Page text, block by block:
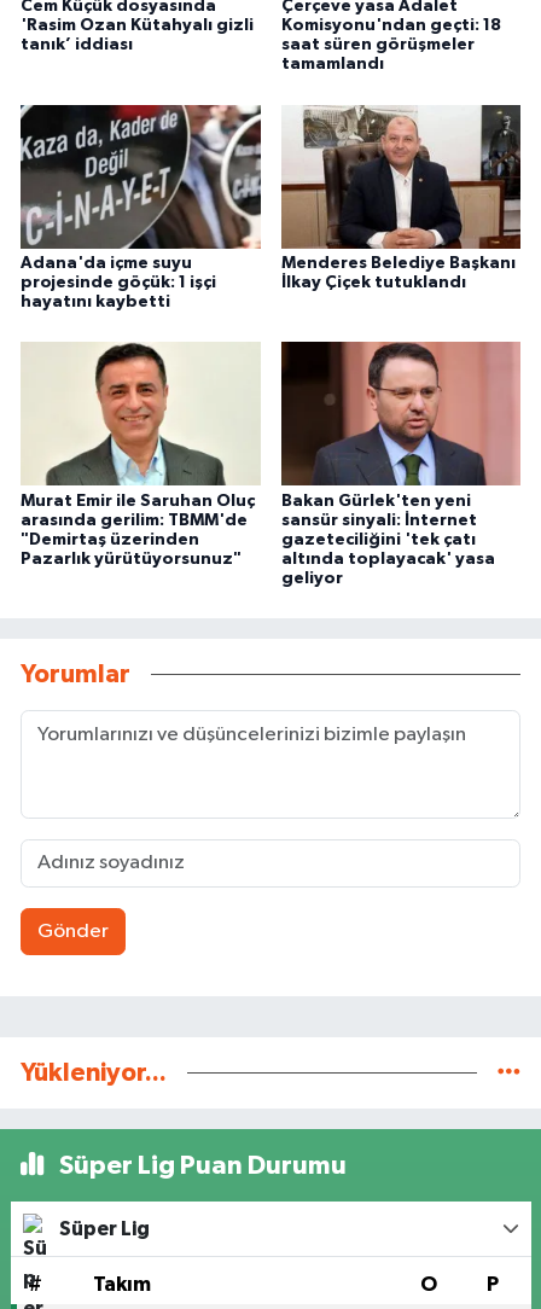
Cem Küçük dosyasında
'Rasim Ozan Kütahyalı gizli
tanık’ iddiası
Çerçeve yasa Adalet
Komisyonu'ndan geçti: 18
saat süren görüşmeler
tamamlandı
Adana'da içme suyu
projesinde göçük: 1 işçi
hayatını kaybetti
Menderes Belediye Başkanı
İlkay Çiçek tutuklandı
Murat Emir ile Saruhan Oluç
arasında gerilim: TBMM'de
"Demirtaş üzerinden
Pazarlık yürütüyorsunuz"
Bakan Gürlek'ten yeni
sansür sinyali: İnternet
gazeteciliğini 'tek çatı
altında toplayacak' yasa
geliyor
Yorumlar
Gönder
Yükleniyor...
Süper Lig Puan Durumu
Süper Lig
# Takım O P